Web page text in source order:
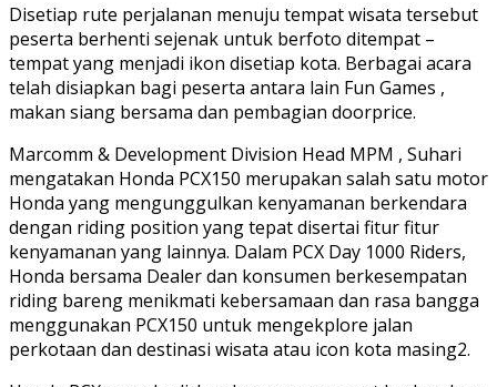
Disetiap rute perjalanan menuju tempat wisata tersebut
peserta berhenti sejenak untuk berfoto ditempat –
tempat yang menjadi ikon disetiap kota. Berbagai acara
telah disiapkan bagi peserta antara lain Fun Games ,
makan siang bersama dan pembagian doorprice.
Marcomm & Development Division Head MPM , Suhari
mengatakan Honda PCX150 merupakan salah satu motor
Honda yang mengunggulkan kenyamanan berkendara
dengan riding position yang tepat disertai fitur fitur
kenyamanan yang lainnya. Dalam PCX Day 1000 Riders,
Honda bersama Dealer dan konsumen berkesempatan
riding bareng menikmati kebersamaan dan rasa bangga
menggunakan PCX150 untuk mengekplore jalan
perkotaan dan destinasi wisata atau icon kota masing2.